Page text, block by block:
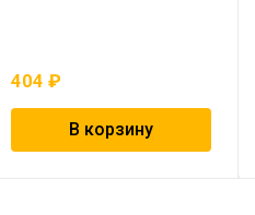
404₽
В корзину